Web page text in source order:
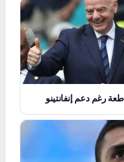
رغم دعم إنفانتينو